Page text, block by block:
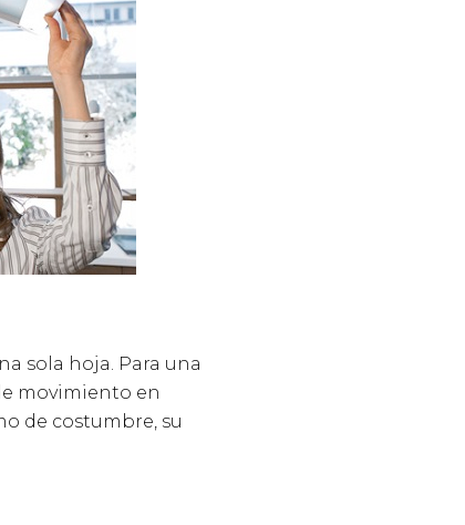
sola hoja. Para una
movimiento en
de costumbre, su